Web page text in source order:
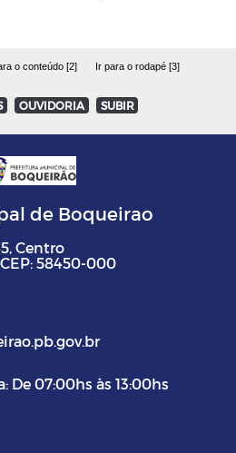
o conteúdo [2] Ir para o rodapé [3]
OUVIDORIA SUBIR
de Boqueirao
Centro
58450-000
De 07:00hs às 13:00hs